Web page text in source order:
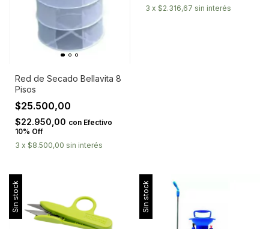
Red de Secado Bellavita 8
Pisos
$25.500,00
$22.950,00 con Efectivo
10% Off
3 x $8.500,00 sin interés
3 x $2.316,67 sin interés
Sin stock Sin stock